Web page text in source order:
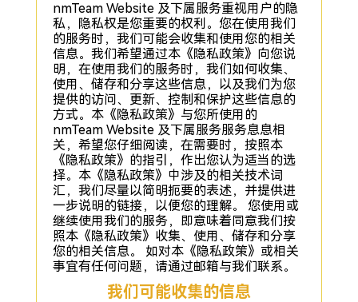
nmTeam Website 及下属服务重视用户的隐
私，隐私权是您重要的权利。您在使用我们
的服务时，我们可能会收集和使用您的相关
信息。我们希望通过本《隐私政策》向您说
明，在使用我们的服务时，我们如何收集、
使用、储存和分享这些信息，以及我们为您
提供的访问、更新、控制和保护这些信息的
方式。本《隐私政策》与您所使用的
nmTeam Website 及下属服务服务息息相
关，希望您仔细阅读，在需要时，按照本
《隐私政策》的指引，作出您认为适当的选
择。本《隐私政策》中涉及的相关技术词
汇，我们尽量以简明扼要的表述，并提供进
一步说明的链接，以便您的理解。 您使用或
继续使用我们的服务，即意味着同意我们按
照本《隐私政策》收集、使用、储存和分享
您的相关信息。 如对本《隐私政策》或相关
事宜有任何问题，请通过邮箱与我们联系。
我们可能收集的信息